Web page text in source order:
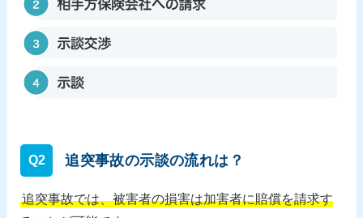
Q2 追突事故の示談の流れは？
追突事故では、被害者の損害は加害者に賠償を請求す